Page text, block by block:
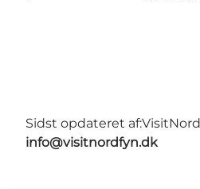
Sidst opdateret af:
info@visitnordfyn.dk